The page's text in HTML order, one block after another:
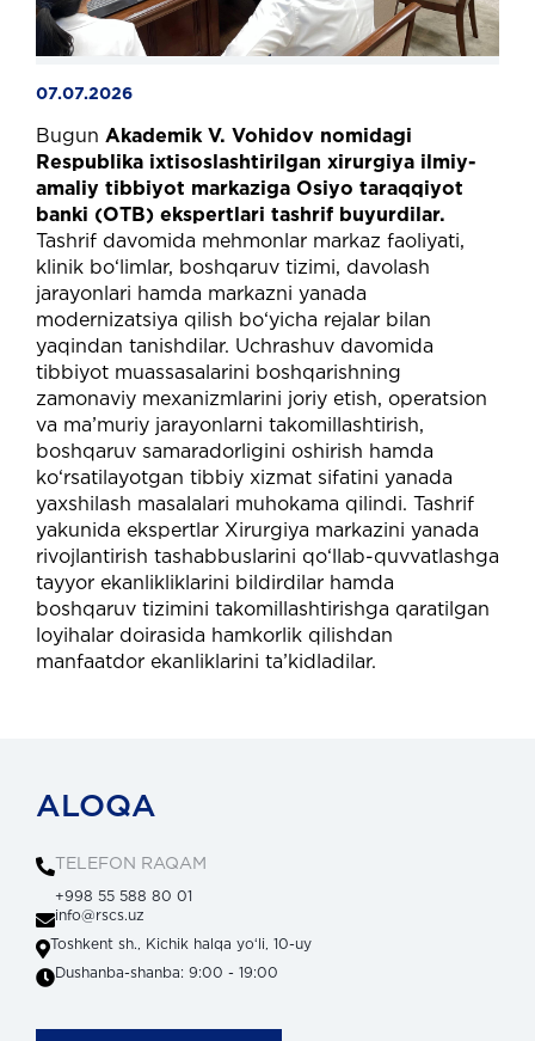
07.07.2026
Bugun Akademik V. Vohidov nomidagi
Respublika ixtisoslashtirilgan xirurgiya ilmiy-
amaliy tibbiyot markaziga Osiyo taraqqiyot
banki (OTB) ekspertlari tashrif buyurdilar.
Tashrif davomida mehmonlar markaz faoliyati,
klinik bo‘limlar, boshqaruv tizimi, davolash
jarayonlari hamda markazni yanada
modernizatsiya qilish bo‘yicha rejalar bilan
yaqindan tanishdilar. Uchrashuv davomida
tibbiyot muassasalarini boshqarishning
zamonaviy mexanizmlarini joriy etish, operatsion
va ma’muriy jarayonlarni takomillashtirish,
boshqaruv samaradorligini oshirish hamda
ko‘rsatilayotgan tibbiy xizmat sifatini yanada
yaxshilash masalalari muhokama qilindi. Tashrif
yakunida ekspertlar Xirurgiya markazini yanada
rivojlantirish tashabbuslarini qo‘llab-quvvatlashga
tayyor ekanlikliklarini bildirdilar hamda
boshqaruv tizimini takomillashtirishga qaratilgan
loyihalar doirasida hamkorlik qilishdan
manfaatdor ekanliklarini ta’kidladilar.
ALOQA
TELEFON RAQAM
+998 55 588 80 01
info@rscs.uz
Toshkent sh., Kichik halqa yoʻli, 10-uy
Dushanba-shanba: 9:00 - 19:00